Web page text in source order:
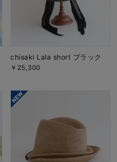
chisaki Lala short ブラック
￥25,300